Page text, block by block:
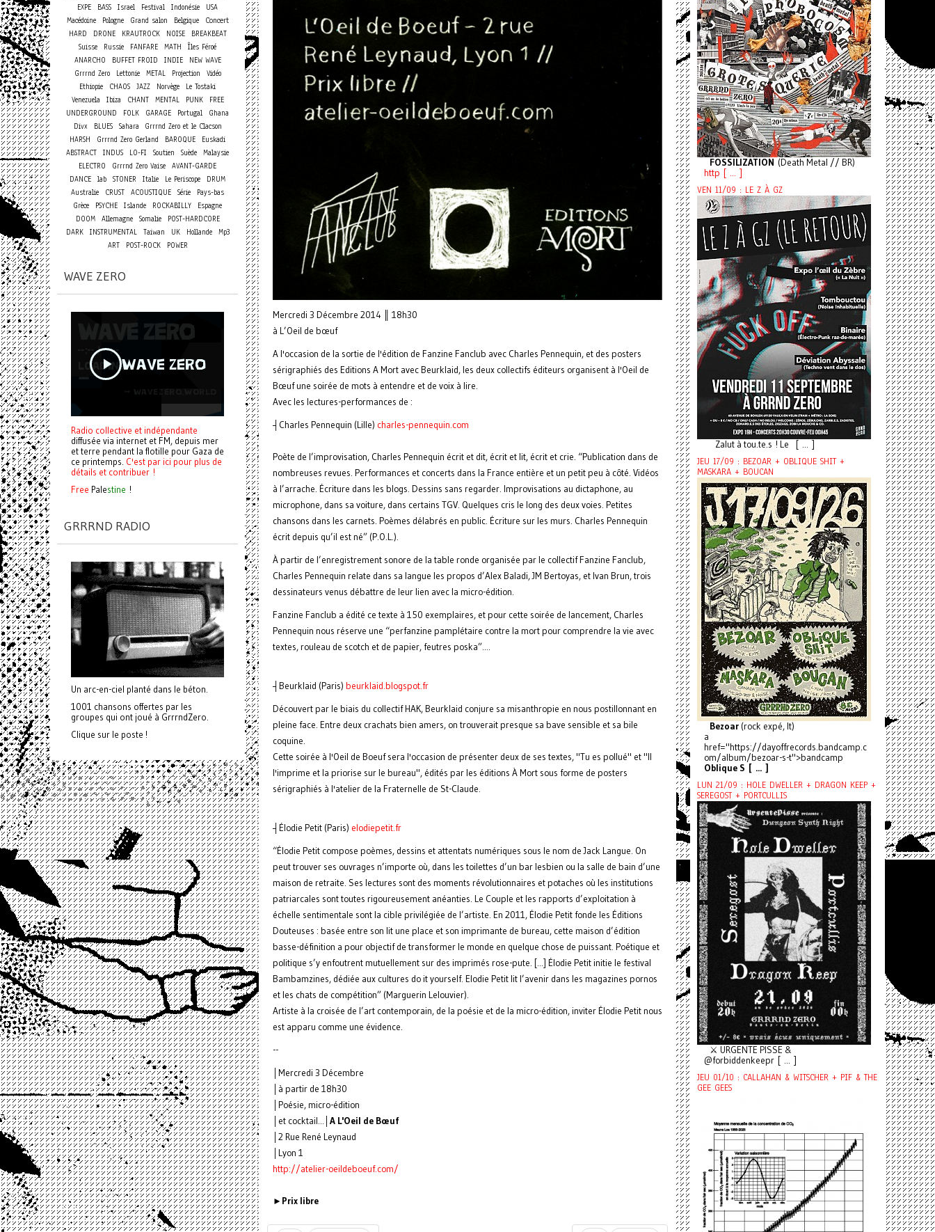
Mercredi 3 Décembre 2014 ║ 18h30
à L’Oeil de bœuf
A l'occasion de la sortie de l'édition de Fanzine Fanclub avec Charles Pennequin, et des posters
sérigraphiés des Editions A Mort avec Beurklaid, les deux collectifs éditeurs organisent à l'Oeil de
Bœuf une soirée de mots à entendre et de voix à lire.
Avec les lectures-performances de :
┤Charles Pennequin (Lille) charles-pennequin.com
Poète de l’improvisation, Charles Pennequin écrit et dit, écrit et lit, écrit et crie. “Publication dans de
nombreuses revues. Performances et concerts dans la France entière et un petit peu à côté. Vidéos
à l’arrache. Écriture dans les blogs. Dessins sans regarder. Improvisations au dictaphone, au
microphone, dans sa voiture, dans certains TGV. Quelques cris le long des deux voies. Petites
chansons dans les carnets. Poèmes délabrés en public. Écriture sur les murs. Charles Pennequin
écrit depuis qu’il est né” (P.O.L.).
À partir de l’enregistrement sonore de la table ronde organisée par le collectif Fanzine Fanclub,
Charles Pennequin relate dans sa langue les propos d’Alex Baladi, JM Bertoyas, et Ivan Brun, trois
dessinateurs venus débattre de leur lien avec la micro-édition.
Fanzine Fanclub a édité ce texte à 150 exemplaires, et pour cette soirée de lancement, Charles
Pennequin nous réserve une “perfanzine pamplétaire contre la mort pour comprendre la vie avec
textes, rouleau de scotch et de papier, feutres poska”....
┤Beurklaid (Paris) beurklaid.blogspot.fr
Découvert par le biais du collectif HAK, Beurklaid conjure sa misanthropie en nous postillonnant en
pleine face. Entre deux crachats bien amers, on trouverait presque sa bave sensible et sa bile
coquine.
Cette soirée à l'Oeil de Boeuf sera l'occasion de présenter deux de ses textes, "Tu es pollué" et "Il
l'imprime et la priorise sur le bureau", édités par les éditions À Mort sous forme de posters
sérigraphiés à l'atelier de la Fraternelle de St-Claude.
┤Élodie Petit (Paris) elodiepetit.fr
“Élodie Petit compose poèmes, dessins et attentats numériques sous le nom de Jack Langue. On
peut trouver ses ouvrages n’importe où, dans les toilettes d’un bar lesbien ou la salle de bain d’une
maison de retraite. Ses lectures sont des moments révolutionnaires et potaches où les institutions
patriarcales sont toutes rigoureusement anéanties. Le Couple et les rapports d’exploitation à
échelle sentimentale sont la cible privilégiée de l’artiste. En 2011, Élodie Petit fonde les Éditions
Douteuses : basée entre son lit une place et son imprimante de bureau, cette maison d’édition
basse-définition a pour objectif de transformer le monde en quelque chose de puissant. Poétique et
politique s’y enfoutrent mutuellement sur des imprimés rose-pute. [...] Élodie Petit initie le festival
Bambamzines, dédiée aux cultures do it yourself. Elodie Petit lit l’avenir dans les magazines pornos
et les chats de compétition” (Marguerin Lelouvier).
Artiste à la croisée de l’art contemporain, de la poésie et de la micro-édition, inviter Élodie Petit nous
est apparu comme une évidence.
--
│Mercredi 3 Décembre
│à partir de 18h30
│Poésie, micro-édition
│et cocktail...│ A L'Oeil de Bœuf
│2 Rue René Leynaud
│Lyon 1
http://atelier-oeildeboeuf.com/
►Prix libre
EXPE
BASS Israel Festival Indonésie
USA
Macédoine
Pologne Grand salon Belgique Concert
HARD DRONE KRAUTROCK NOISE
BREAKBEAT
Suisse
Russie FANFARE MATH
Îles Féroé
ANARCHO
BUFFET FROID INDIE
NEW WAVE
Grrrnd Zero
Lettonie METAL Projection
Vidéo
Ethiopie
CHAOS JAZZ Norvège
Le Tostaki
Venezuela
Ibiza CHANT MENTAL PUNK
FREE
UNDERGROUND
FOLK GARAGE Portugal
Ghana
Divx
BLUES Sahara
Grrrnd Zero et le Clacson
HARSH
Grrrnd Zero Gerland BAROQUE
Euskadi
ABSTRACT INDUS LO-FI Soutien Suède Malaysie
ELECTRO
Grrrnd Zero Vaise AVANT-GARDE
DANCE lab STONER Italie Le Periscope
DRUM
Australie
CRUST ACOUSTIQUE Série
Pays-bas
Grèce
PSYCHE Islande ROCKABILLY
Espagne
DOOM
Allemagne Somalie
POST-HARDCORE
DARK
INSTRUMENTAL Taiwan UK Hollande
Mp3
ART
POST-ROCK POWER
WAVE ZERO
Radio collective et indépendante
diffusée via internet et FM, depuis mer
et terre pendant la flotille pour Gaza de
ce printemps. C'est par ici pour plus de
détails et contribuer !
Free Palestine !
GRRRND RADIO
Un arc-en-ciel planté dans le béton.
1001 chansons offertes par les
groupes qui ont joué à GrrrndZero.
Clique sur le poste !
FOSSILIZATION (Death Metal // BR)
http [ ... ]
VEN 11/09 : LE Z À GZ
Zalut à tou.te.s ! Le [ ... ]
JEU 17/09 : BEZOAR + OBLIQUE SHIT +
MASKARA + BOUCAN
Bezoar (rock expé, It)
a
href="https://dayoffrecords.bandcamp.c
om/album/bezoar-s-t">bandcamp
Oblique S [ ... ]
LUN 21/09 : HOLE DWELLER + DRAGON KEEP +
SEREGOST + PORTCULLIS
⚔️ URGENTE PISSE &
@forbiddenkeepr [ ... ]
JEU 01/10 : CALLAHAN & WITSCHER + PIF & THE
GEE GEES